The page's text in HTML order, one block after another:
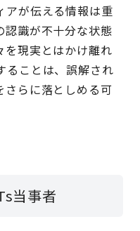
アが伝える情報は重
認識が不十分な状態
を現実とはかけ離れ
ることは、誤解され
さらに落としめる可
当事者